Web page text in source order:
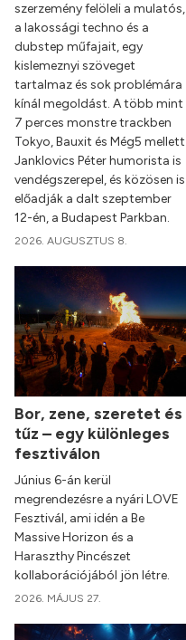
szerzemény felöleli a mulatós,
a lakossági techno és a
dubstep műfajait, egy
kislemeznyi szöveget
tartalmaz és sok problémára
kínál megoldást. A több mint
7 perces monstre trackben
Tokyo, Bauxit és Még5 mellett
Janklovics Péter humorista is
vendégszerepel, és közösen is
előadják a dalt szeptember
12-én, a Budapest Parkban.
2026. AUGUSZTUS 8.
Bor, zene, szeretet és
tűz – egy különleges
fesztiválon
Június 6-án kerül
megrendezésre a nyári LOVE
Fesztivál, ami idén a Be
Massive Horizon és a
Haraszthy Pincészet
kollaborációjából jön létre.
2026. MÁJUS 27.